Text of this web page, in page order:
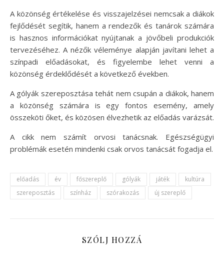
A közönség értékelése és visszajelzései nemcsak a diákok
fejlődését segítik, hanem a rendezők és tanárok számára
is hasznos információkat nyújtanak a jövőbeli produkciók
tervezéséhez. A nézők véleménye alapján javítani lehet a
színpadi előadásokat, és figyelembe lehet venni a
közönség érdeklődését a következő években.
A gólyák szereposztása tehát nem csupán a diákok, hanem
a közönség számára is egy fontos esemény, amely
összeköti őket, és közösen élvezhetik az előadás varázsát.
A cikk nem számít orvosi tanácsnak. Egészségügyi
problémák esetén mindenki csak orvos tanácsát fogadja el.
előadás év főszereplő gólyák játék
kultúra
szereposztás
színház szórakozás új szereplő
SZÓLJ HOZZÁ